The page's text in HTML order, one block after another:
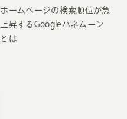
ホームページの検索順位が急
上昇するGoogleハネムーン
とは